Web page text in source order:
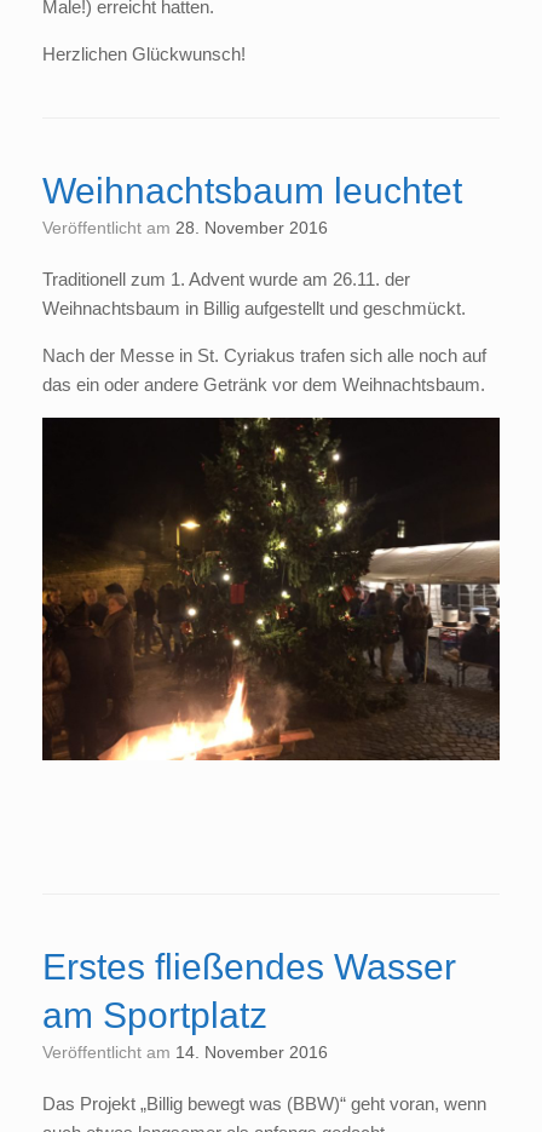
Male!) erreicht hatten.
Herzlichen Glückwunsch!
Weihnachtsbaum leuchtet
Veröffentlicht am 28. November 2016
Traditionell zum 1. Advent wurde am 26.11. der
Weihnachtsbaum in Billig aufgestellt und geschmückt.
Nach der Messe in St. Cyriakus trafen sich alle noch auf
das ein oder andere Getränk vor dem Weihnachtsbaum.
Erstes fließendes Wasser
am Sportplatz
Veröffentlicht am 14. November 2016
Das Projekt „Billig bewegt was (BBW)“ geht voran, wenn